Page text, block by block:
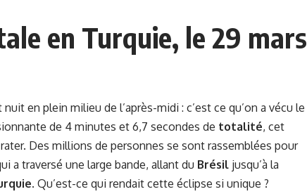
en Turquie, le 29 mars
en plein milieu de l’après-midi : c’est ce qu’on a vécu le
de 4 minutes et 6,7 secondes de totalité, cet
Des millions de personnes se sont rassemblées pour
a traversé une large bande, allant du Brésil jusqu’à la
. Qu’est-ce qui rendait cette éclipse si unique ?